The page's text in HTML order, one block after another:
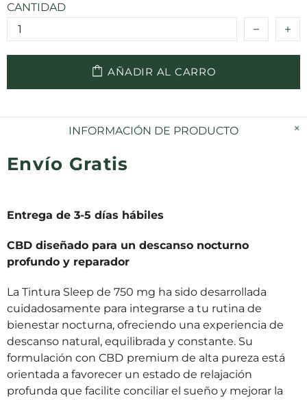
CANTIDAD
AÑADIR AL CARRO
INFORMACIÓN DE PRODUCTO
Envío Gratis
Entrega de 3-5 días hábiles
CBD diseñado para un descanso nocturno
profundo y reparador
La Tintura Sleep de 750 mg ha sido desarrollada
cuidadosamente para integrarse a tu rutina de
bienestar nocturna, ofreciendo una experiencia de
descanso natural, equilibrada y constante. Su
formulación con CBD premium de alta pureza está
orientada a favorecer un estado de relajación
profunda que facilite conciliar el sueño y mejorar la